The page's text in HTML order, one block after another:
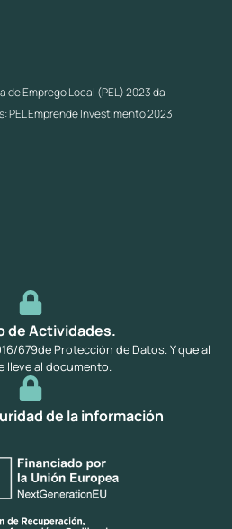
Emprego Local (PEL) 2023 da
PEL Emprende Investimento 2023
de Actividades.
679de Protección de Datos. Y que al
lleve al documento.
de la información